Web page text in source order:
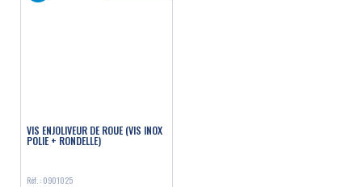
VIS ENJOLIVEUR DE ROUE (VIS INOX
POLIE + RONDELLE)
Réf. : 0901025